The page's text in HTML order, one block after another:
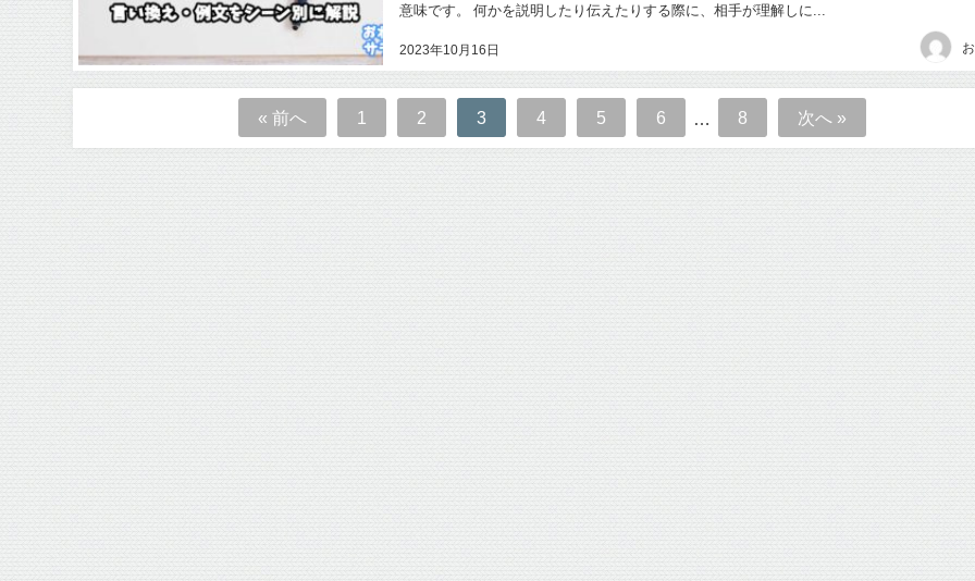
2023年10月16日
意味です。 何かを説明したり伝えたりする際に、相手が理解しに...
« 前へ 1 2 3 4 5 6 8 次へ »